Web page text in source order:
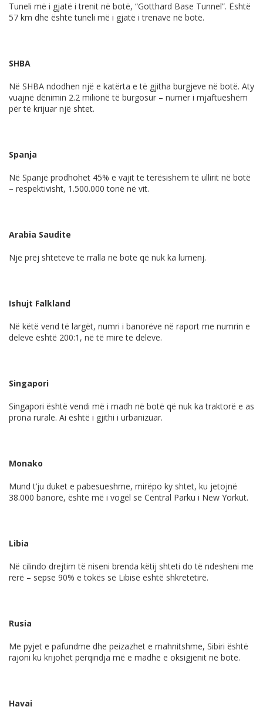
Tuneli më i gjatë i trenit në botë, “Gotthard Base Tunnel”. Është
57 km dhe është tuneli më i gjatë i trenave në botë.
SHBA
Në SHBA ndodhen një e katërta e të gjitha burgjeve në botë. Aty
vuajnë dënimin 2.2 milionë të burgosur – numër i mjaftueshëm
për të krijuar një shtet.
Spanja
Në Spanjë prodhohet 45% e vajit të tërësishëm të ullirit në botë
– respektivisht, 1.500.000 tonë në vit.
Arabia Saudite
Një prej shteteve të rralla në botë që nuk ka lumenj.
Ishujt Falkland
Në këtë vend të largët, numri i banorëve në raport me numrin e
deleve është 200:1, në të mirë të deleve.
Singapori
Singapori është vendi më i madh në botë që nuk ka traktorë e as
prona rurale. Ai është i gjithi i urbanizuar.
Monako
Mund t’ju duket e pabesueshme, mirëpo ky shtet, ku jetojnë
38.000 banorë, është më i vogël se Central Parku i New Yorkut.
Libia
Në cilindo drejtim të niseni brenda këtij shteti do të ndesheni me
rërë – sepse 90% e tokës së Libisë është shkretëtirë.
Rusia
Me pyjet e pafundme dhe peizazhet e mahnitshme, Sibiri është
rajoni ku krijohet përqindja më e madhe e oksigjenit në botë.
Havai